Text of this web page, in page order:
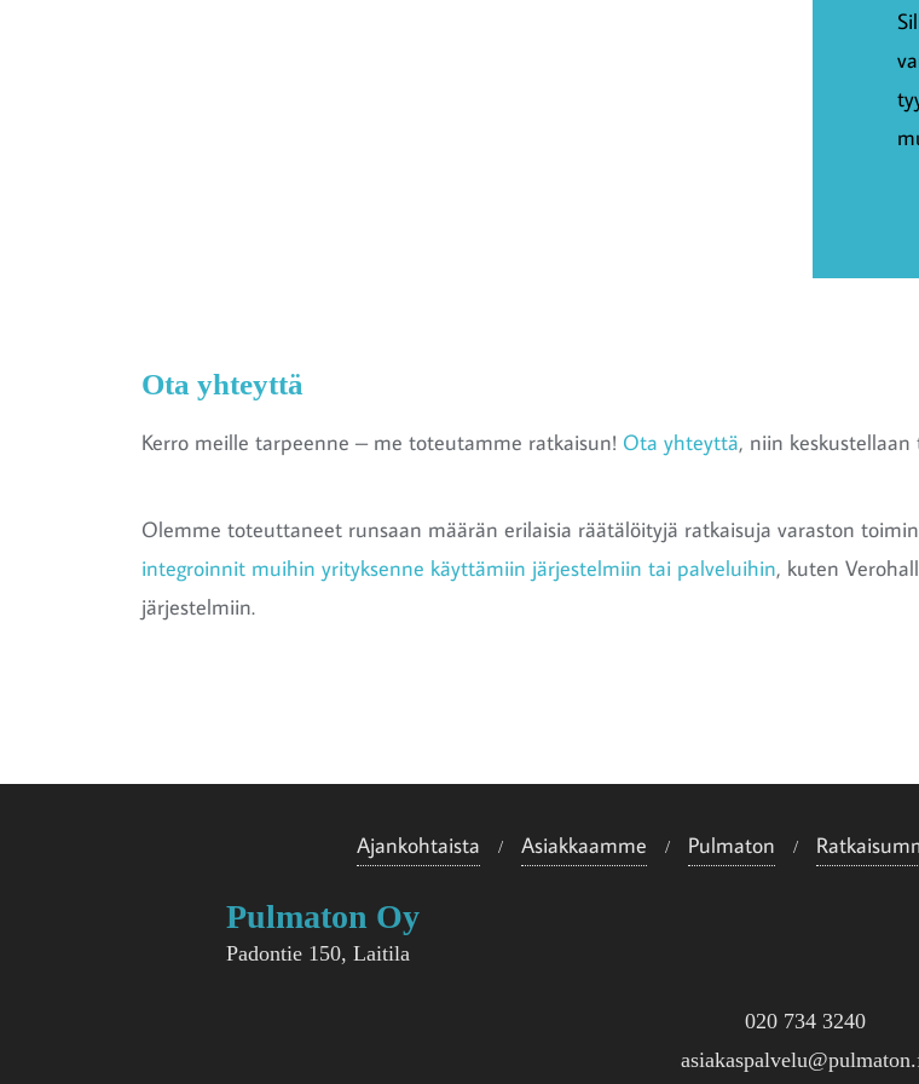
Ota yhteyttä
Kerro meille tarpeenne – me toteutamme ratkaisun! Ota yhteyttä, niin
Olemme toteuttaneet runsaan määrän erilaisia räätälöityjä ratkaisuja varaston
integroinnit muihin yrityksenne käyttämiin järjestelmiin tai palveluihin, kuten
järjestelmiin.
Ajankohtaista Asiakkaamme Pulmaton
Pulmaton Oy
Padontie 150, Laitila
020 734 3240